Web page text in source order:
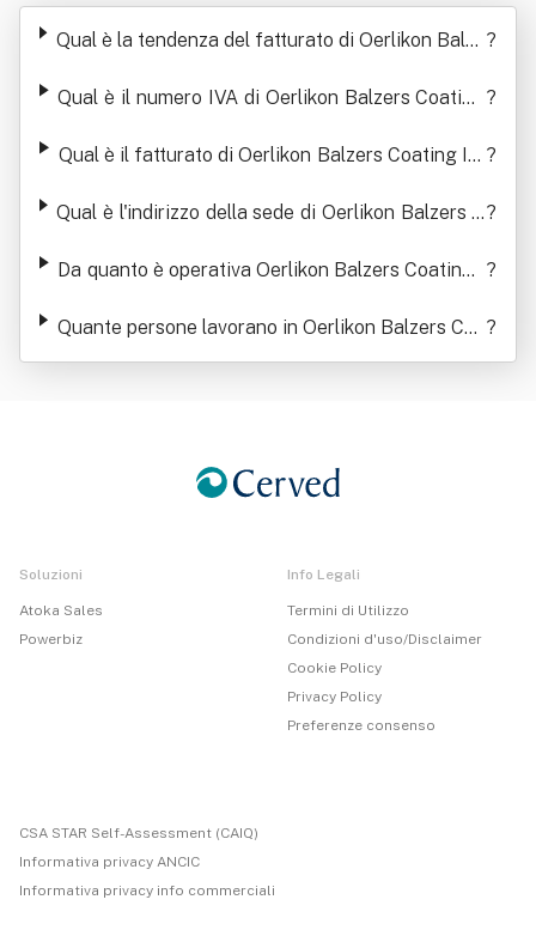
ers Coating Italy Spa
Qual è la tendenza del fatturato di Oerlikon Balze ?
Qual è il numero IVA di Oerlikon Balzers Coating ?
Qual è il fatturato di Oerlikon Balzers Coating Ita ?
Qual è l'indirizzo della sede di Oerlikon Balzers C?
Da quanto è operativa Oerlikon Balzers Coating I ?
Quante persone lavorano in Oerlikon Balzers Coa
ting Italy Spa
?
Soluzioni
Atoka Sales
Powerbiz
Info Legali
Termini di Utilizzo
Condizioni d'uso/Disclaimer
Cookie Policy
Privacy Policy
Preferenze consenso
CSA STAR Self-Assessment (CAIQ)
Informativa privacy ANCIC
Informativa privacy info commerciali